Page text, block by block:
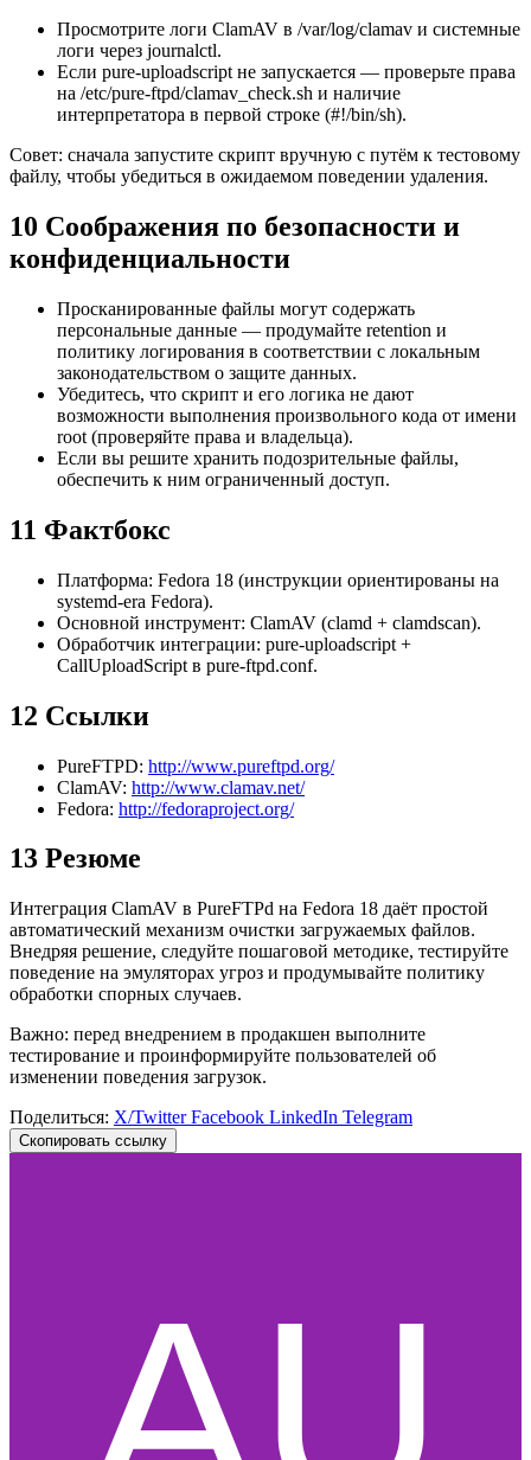
Просмотрите логи ClamAV в /var/log/clamav и системные
логи через journalctl.
Если pure-uploadscript не запускается — проверьте права
на /etc/pure-ftpd/clamav_check.sh и наличие
интерпретатора в первой строке (#!/bin/sh).
Совет: сначала запустите скрипт вручную с путём к тестовому
файлу, чтобы убедиться в ожидаемом поведении удаления.
10 Соображения по безопасности и
конфиденциальности
Просканированные файлы могут содержать
персональные данные — продумайте retention и
политику логирования в соответствии с локальным
законодательством о защите данных.
Убедитесь, что скрипт и его логика не дают
возможности выполнения произвольного кода от имени
root (проверяйте права и владельца).
Если вы решите хранить подозрительные файлы,
обеспечить к ним ограниченный доступ.
11 Фактбокс
Платформа: Fedora 18 (инструкции ориентированы на
systemd-era Fedora).
Основной инструмент: ClamAV (clamd + clamdscan).
Обработчик интеграции: pure-uploadscript +
CallUploadScript в pure-ftpd.conf.
12 Ссылки
PureFTPD: http://www.pureftpd.org/
ClamAV: http://www.clamav.net/
Fedora: http://fedoraproject.org/
13 Резюме
Интеграция ClamAV в PureFTPd на Fedora 18 даёт простой
автоматический механизм очистки загружаемых файлов.
Внедряя решение, следуйте пошаговой методике, тестируйте
поведение на эмуляторах угроз и продумывайте политику
обработки спорных случаев.
Важно: перед внедрением в продакшен выполните
тестирование и проинформируйте пользователей об
изменении поведения загрузок.
Поделиться: X/TwitterFacebook LinkedIn Telegram
Скопировать ссылку